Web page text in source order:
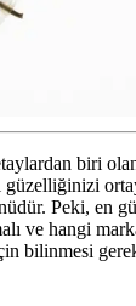
biri
Peki, en
ve hangi
bilinmesi